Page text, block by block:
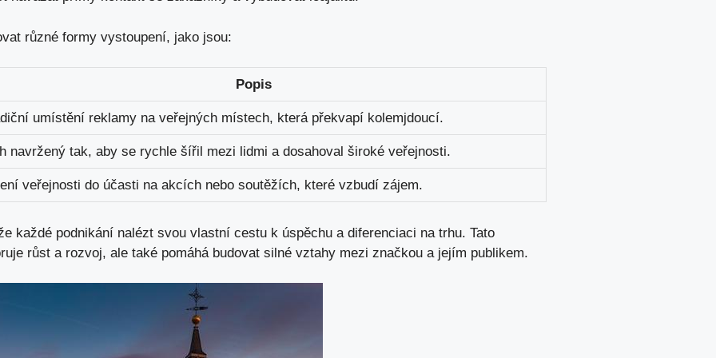
různé formy vystoupení, jako jsou:
Popis
umístění reklamy na veřejných místech, která překvapí kolemjdoucí.
navržený tak, aby se rychle šířil mezi lidmi a dosahoval široké veřejnosti.
veřejnosti do účasti na akcích nebo soutěžích, které vzbudí zájem.
každé podnikání nalézt svou vlastní cestu k úspěchu a diferenciaci na trhu. Tato
růst a rozvoj, ale také pomáhá budovat silné vztahy mezi značkou a jejím publikem.